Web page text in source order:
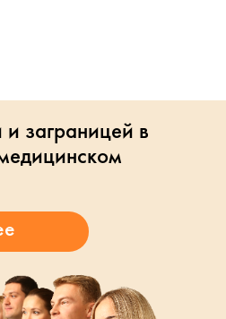
заграницей в